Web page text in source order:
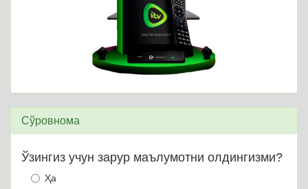
Сўровнома
Ўзингиз учун зарур маълумотни олдингизми?
Ҳа